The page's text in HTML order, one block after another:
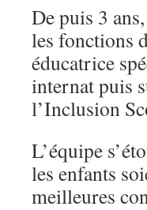
De puis 3
les fonctions
éducatrice
internat puis
l’Inclusion
L’équipe
les enfants
meilleures